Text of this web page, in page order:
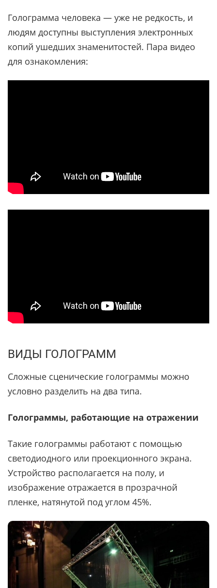
Голограмма человека — уже не редкость, и
людям доступны выступления электронных
копий ушедших знаменитостей. Пара видео
для ознакомления:
ВИДЫ ГОЛОГРАММ
Сложные сценические голограммы можно
условно разделить на два типа.
Голограммы, работающие на отражении
Такие голограммы работают с помощью
светодиодного или проекционного экрана.
Устройство располагается на полу, и
изображение отражается в прозрачной
пленке, натянутой под углом 45%.